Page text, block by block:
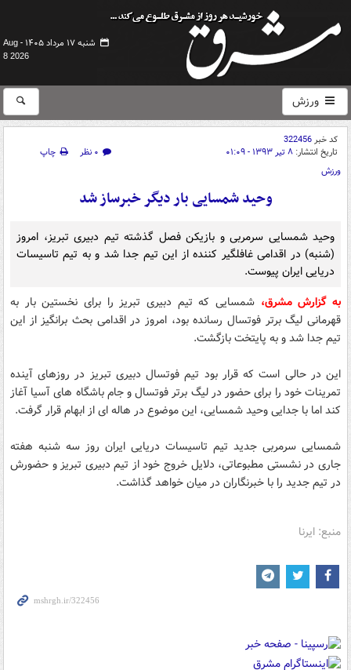
شنبه ۱۷ مرداد ۱۴۰۵ -
Aug
8 2026
ورزش
کد خبر322456
تاریخ انتشار: ۸ تیر ۱۳۹۳ - ۰۱:۰۹ ۰ نظر
چاپ
ورزش
وحید شمسایی بار دیگر خبرساز شد
وحید شمسایی سرمربی و بازیکن فصل گذشته تیم دبیری تبریز، امروز
(شنبه) در اقدامی غافلگیر کننده از این تیم جدا شد و به تیم تاسیسات
دریایی ایران پیوست.
به گزارش مشرق، شمسایی که تیم دبیری تبریز را برای نخستین بار به
قهرمانی لیگ برتر فوتسال رسانده بود، امروز در اقدامی بحث برانگیز از این
تیم جدا شد و به پایتخت بازگشت.
این در حالی است که قرار بود تیم فوتسال دبیری تبریز در روزهای آینده
تمرینات خود را برای حضور در لیگ برتر فوتسال و جام باشگاه های آسیا آغاز
کند اما با جدایی وحید شمسایی، این موضوع در هاله ای از ابهام قرار گرفت.
شمسایی سرمربی جدید تیم تاسیسات دریایی ایران روز سه شنبه هفته
جاری در نشستی مطبوعاتی، دلایل خروج خود از تیم دبیری تبریز و حضورش
در تیم جدید را با خبرنگاران در میان خواهد گذاشت.
منبع: ایرنا